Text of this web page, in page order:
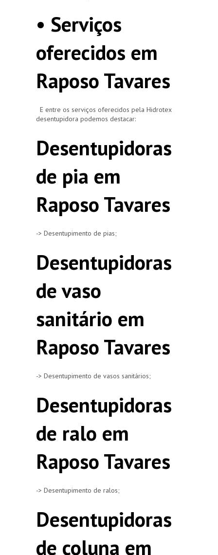
• Serviços
oferecidos em
Raposo Tavares
E entre os serviços oferecidos pela Hidrotex
desentupidora podemos destacar:
Desentupidoras
de pia em
Raposo Tavares
-> Desentupimento de pias;
Desentupidoras
de vaso
sanitário em
Raposo Tavares
-> Desentupimento de vasos sanitários;
Desentupidoras
de ralo em
Raposo Tavares
-> Desentupimento de ralos;
Desentupidoras
de coluna em